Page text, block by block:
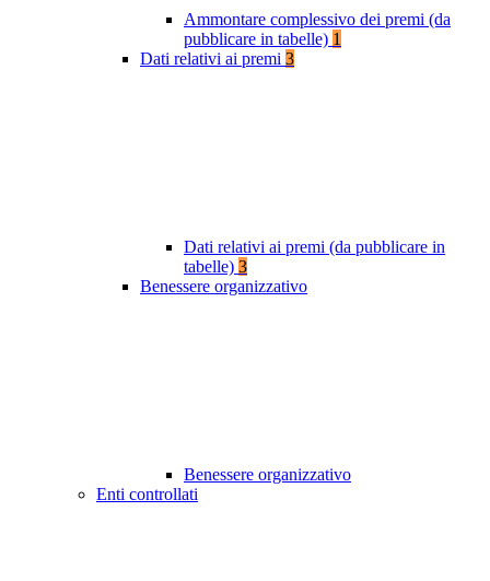
Ammontare complessivo dei premi (da
pubblicare in tabelle) 1
Dati relativi ai premi 3
Dati relativi ai premi (da pubblicare in
tabelle) 3
Benessere organizzativo
Benessere organizzativo
Enti controllati